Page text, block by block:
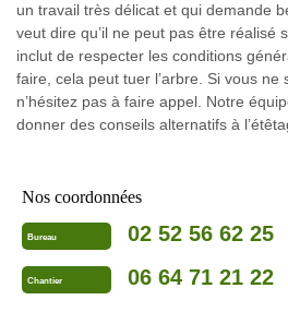
un travail très délicat et qui demande
veut dire qu’il ne peut pas être réalisé
inclut de respecter les conditions
faire, cela peut tuer l’arbre. Si vous ne
n’hésitez pas à faire appel. Notre
donner des conseils alternatifs à
Nos coordonnées
Bureau 02 52 56 62 25
Chantier 06 64 71 21 22